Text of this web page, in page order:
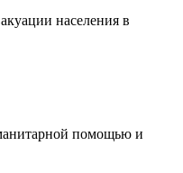
населения в
помощью и